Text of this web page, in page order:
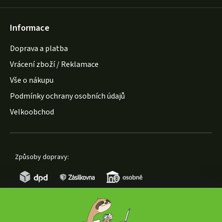
Informace
Doprava a platba
Vrácení zboží / Reklamace
Vše o nákupu
Podmínky ochrany osobních údajů
Velkoobchod
Způsoby dopravy: